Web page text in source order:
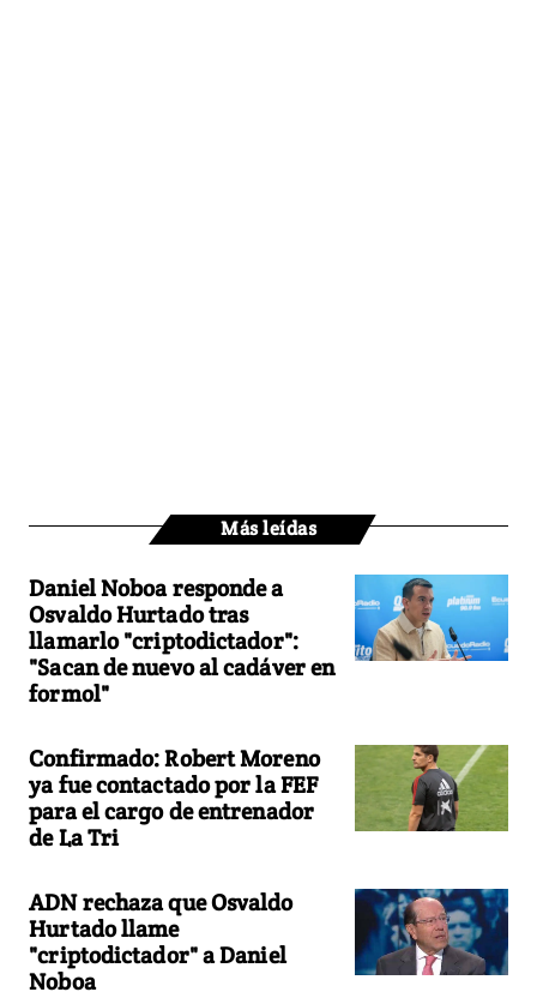
Más leídas
Daniel Noboa responde a
Osvaldo Hurtado tras
llamarlo "criptodictador":
"Sacan de nuevo al cadáver en
formol"
Confirmado: Robert Moreno
ya fue contactado por la FEF
para el cargo de entrenador
de La Tri
ADN rechaza que Osvaldo
Hurtado llame
"criptodictador" a Daniel
Noboa